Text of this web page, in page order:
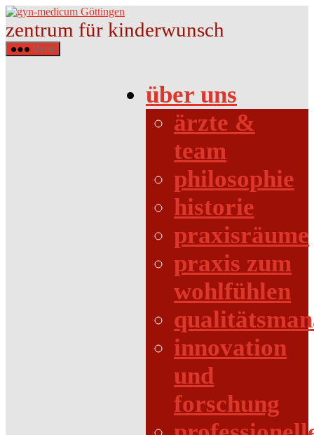
Direkt
Inhalt
wechseln
medicum
Göttingen
zentrum für kinderwunsch
Menü
über uns
ärzte &
team
philosophie
historie
praxisräume
praxis zum
wohlfühlen
innovation
und
forschung